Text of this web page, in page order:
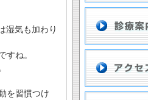
湿気も加わり
すね。
を習慣つけ